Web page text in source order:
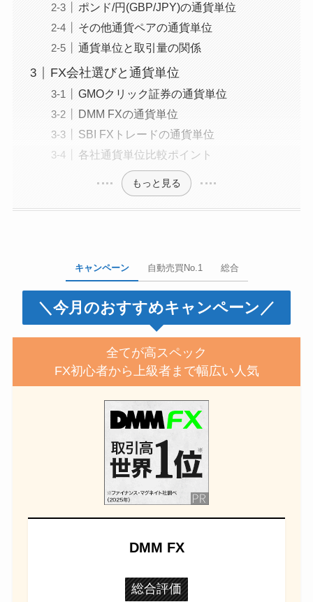
ポンド/円(GBP/JPY)の通貨単位
その他通貨ペアの通貨単位
通貨単位と取引量の関係
FX会社選びと通貨単位
GMOクリック証券の通貨単位
DMM FXの通貨単位
SBI FXトレードの通貨単位
各社通貨単位比較ポイント
もっと見る
キャンペーン 自動売買No.1 総合
＼今月のおすすめキャンペーン／
全てが高スペック
FX初心者から上級者まで幅広い人気
DMM FX
総合評価